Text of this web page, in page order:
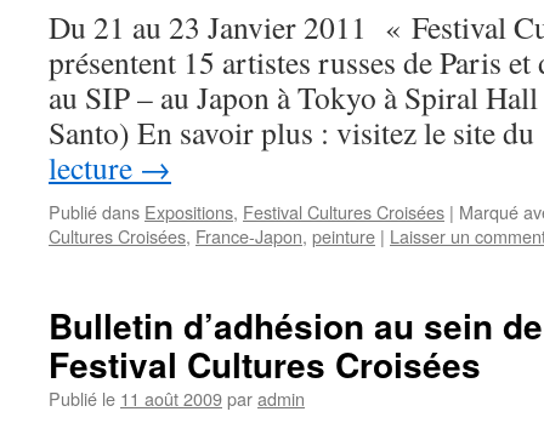
Du 21 au 23 Janvier 2011 « Festival
présentent 15 artistes russes de Paris
au SIP – au Japon à Tokyo à Spiral
Santo) En savoir plus : visitez le site
lecture →
Publié dans Expositions, Festival Cultures Croisées | Marqué
Cultures Croisées, France-Japon, peinture | Laisser un
Bulletin d’adhésion au sein
Festival Cultures Croisées
Publié le 11 août 2009paradmin